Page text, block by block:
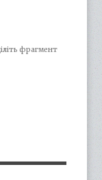
фрагмент